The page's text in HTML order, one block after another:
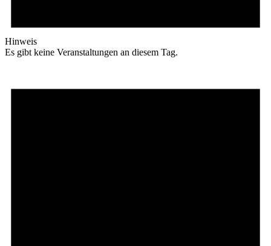
Hinweis
Es gibt keine Veranstaltungen an diesem Tag.